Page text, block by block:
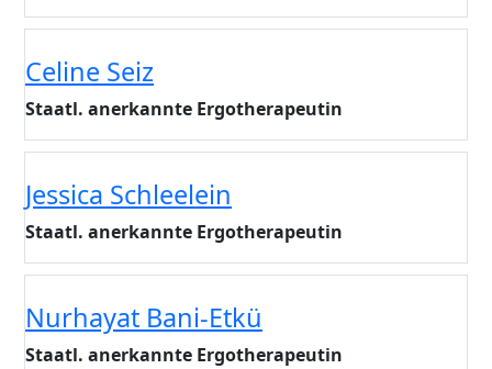
Celine Seiz
Staatl. anerkannte Ergotherapeutin
Jessica Schleelein
Staatl. anerkannte Ergotherapeutin
Nurhayat Bani-Etkü
Staatl. anerkannte Ergotherapeutin